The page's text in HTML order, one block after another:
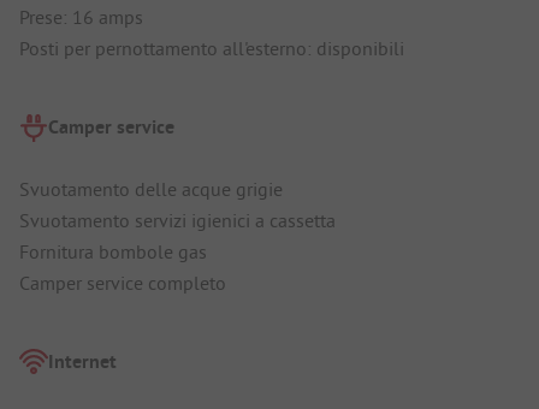
Prese: 16 amps
Posti per pernottamento all'esterno: disponibili
Camper service
Svuotamento delle acque grigie
Svuotamento servizi igienici a cassetta
Fornitura bombole gas
Camper service completo
Internet